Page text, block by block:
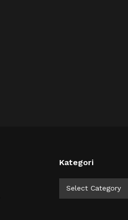
Kategori
Select Category